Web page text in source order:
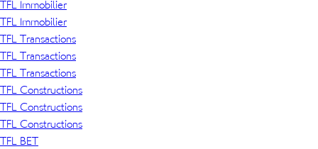
TFL Immobilier
TFL Immobilier
TFL Transactions
TFL Transactions
TFL Transactions
TFL Constructions
TFL Constructions
TFL Constructions
TFL BET